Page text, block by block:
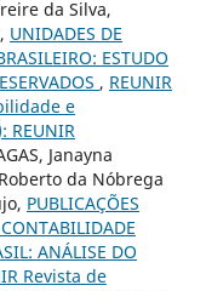
da Silva,
UNIDADES DE
ESTUDO
, REUNIR
e
REUNIR
Janayna
da Nóbrega
PUBLICAÇÕES
ANÁLISE DO
Revista de